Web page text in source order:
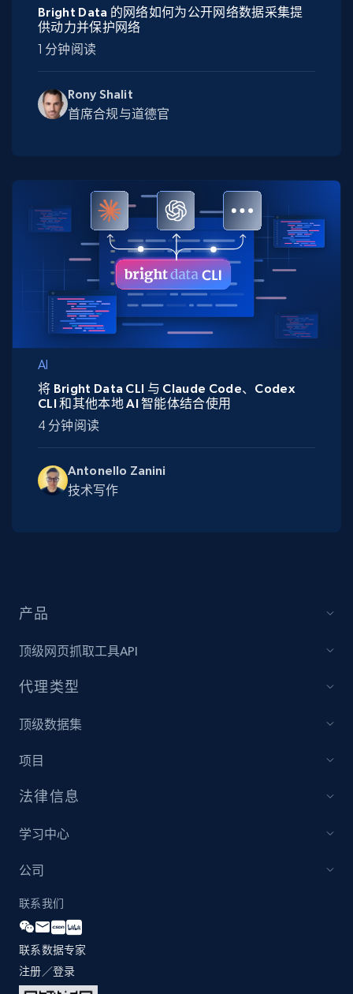
Rony Shalit
首席合规与道德官
Bright Data 的网络如何为公开网络数据采集提
供动力并保护网络
1 分钟阅读
AI
Antonello Zanini
技术写作
将 Bright Data CLI 与 Claude Code、Codex
CLI 和其他本地 AI 智能体结合使用
4 分钟阅读
产品
顶级网页抓取工具API
代理类型
顶级数据集
项目
法律信息
学习中心
公司
联系我们
联系数据专家
注册／登录